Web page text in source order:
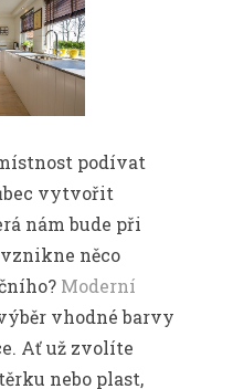
podívat
vytvořit
nám bude při
něco
Moderní
vhodné barvy
Ať už zvolíte
nebo plast,